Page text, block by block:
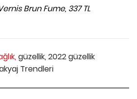
Brun Fume, 337 TL
güzellik, 2022 güzellik
Trendleri